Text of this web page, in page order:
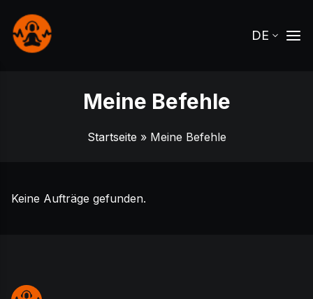
DE
Meine Befehle
Startseite » Meine Befehle
Keine Aufträge gefunden.